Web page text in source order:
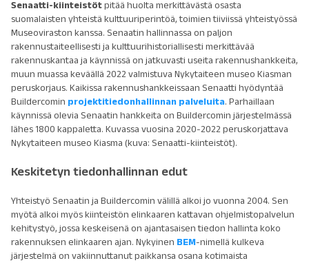
Senaatti-kiinteistötpitää huolta merkittävästä osasta
suomalaisten yhteistä kulttuuriperintöä, toimien tiiviissä yhteistyössä
Museoviraston kanssa. Senaatin hallinnassa on paljon
rakennustaiteellisesti ja kulttuurihistoriallisesti merkittävää
rakennuskantaa ja käynnissä on jatkuvasti useita rakennushankkeita,
muun muassa keväällä 2022 valmistuva Nykytaiteen museo Kiasman
peruskorjaus. Kaikissa rakennushankkeissaan Senaatti hyödyntää
Buildercomin projektitiedonhallinnan palveluita. Parhaillaan
käynnissä olevia Senaatin hankkeita on Buildercomin järjestelmässä
lähes 1800 kappaletta. Kuvassa vuosina 2020-2022 peruskorjattava
Nykytaiteen museo Kiasma (kuva: Senaatti-kiinteistöt).
Keskitetyn tiedonhallinnan edut
Yhteistyö Senaatin ja Buildercomin välillä alkoi jo vuonna 2004. Sen
myötä alkoi myös kiinteistön elinkaaren kattavan ohjelmistopalvelun
kehitystyö, jossa keskeisenä on ajantasaisen tiedon hallinta koko
rakennuksen elinkaaren ajan. Nykyinen BEM-nimellä kulkeva
järjestelmä on vakiinnuttanut paikkansa osana kotimaista